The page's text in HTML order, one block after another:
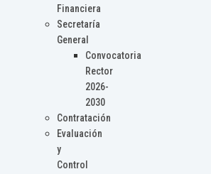
Financiera
Secretaría
General
Convocatoria
Rector
2026-
2030
Contratación
Evaluación
y
Control